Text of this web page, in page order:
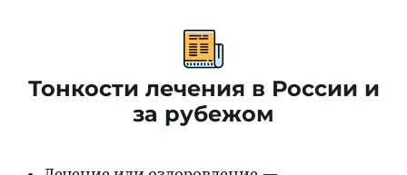
Тонкости лечения в России и
за рубежом